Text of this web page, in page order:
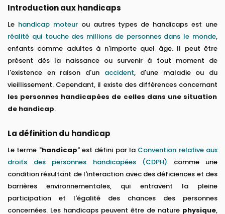
Introduction aux handicaps
Le handicap moteurou autres types de handicaps est une
réalité qui touche des millions de personnes dans le monde,
enfants comme adultes à n'importe quel âge. Il peut être
présent dès la naissance ou survenir à tout moment de
l'existence en raison d'un accident, d'une maladie ou du
vieillissement. Cependant, il existe des différences concernant
les personnes handicapées de celles dans une situation
de handicap.
La définition du handicap
Le terme "handicap" est défini par la Convention relative aux
droits des personnes handicapées (CDPH) comme une
condition résultant de l'interaction avec des déficiences et des
barrières environnementales, qui entravent la pleine
participation et l'égalité des chances des personnes
concernées. Les handicaps peuvent être de nature physique,